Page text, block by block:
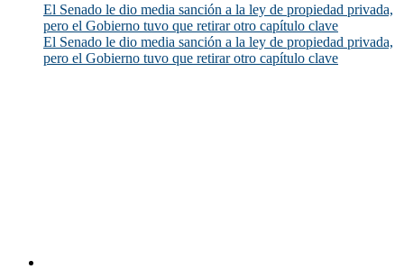
El Senado le dio media sanción a la ley de propiedad privada,
pero el Gobierno tuvo que retirar otro capítulo clave
El Senado le dio media sanción a la ley de propiedad privada,
pero el Gobierno tuvo que retirar otro capítulo clave